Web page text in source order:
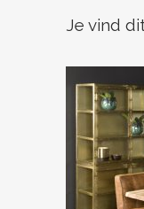
Je vind